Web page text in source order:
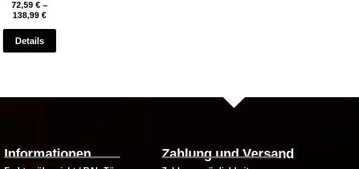
72,59€ –
138,99€
Details
Informationen Zahlung und Versand